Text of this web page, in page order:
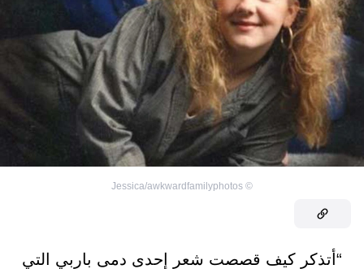
©
Jessica/awkwardfamilyphotos
“أتذكر كيف قصصت شعر إحدى دمى باربي التي